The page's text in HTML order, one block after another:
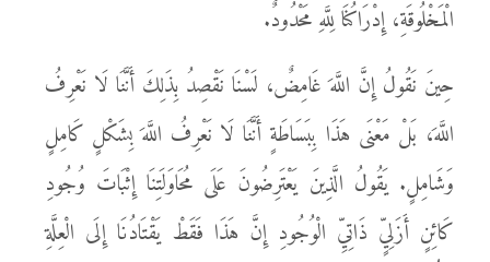
الْمَخْلُوقَةِ، إِدْرَاكُنَا لِلَّهِ مَحْدُودٌ.
حِينَ نَقُولُ إِنَّ اللَّهَ غَامِضٌ، لَسْنَا نَقْصِدُ بِذَلِكَ أَنَّنَا لَا نَعْرِفُ
اللَّهَ، بَلْ مَعْنَى هَذَا بِبَسَاطَةٍ أَنَّنَا لَا نَعْرِفُ اللَّهَ بِشَكْلٍ كَامِلٍ
وَشَامِلٍ. يَقُولُ الَّذِينَ يَعْتَرِضُونَ عَلَى مُحَاوَلَتِنَا إِثْبَاتَ وُجُودِ
كَائِنٍ أَزَلِيٍّ ذَاتِيِّ الْوُجُودِ إِنَّ هَذَا فَقَطْ يَقْتَادُنَا إِلَى الْعِلَّةِ